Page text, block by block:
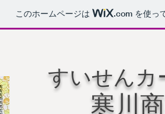
このホームページは .com を使っ
すいせんカ
寒川